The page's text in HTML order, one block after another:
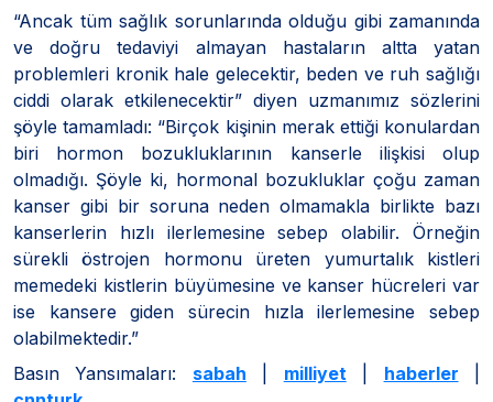
“Ancak tüm sağlık sorunlarında olduğu gibi zamanında
ve doğru tedaviyi almayan hastaların altta yatan
problemleri kronik hale gelecektir, beden ve ruh sağlığı
ciddi olarak etkilenecektir” diyen uzmanımız sözlerini
şöyle tamamladı: “Birçok kişinin merak ettiği konulardan
biri hormon bozukluklarının kanserle ilişkisi olup
olmadığı. Şöyle ki, hormonal bozukluklar çoğu zaman
kanser gibi bir soruna neden olmamakla birlikte bazı
kanserlerin hızlı ilerlemesine sebep olabilir. Örneğin
sürekli östrojen hormonu üreten yumurtalık kistleri
memedeki kistlerin büyümesine ve kanser hücreleri var
ise kansere giden sürecin hızla ilerlemesine sebep
olabilmektedir.”
Basın Yansımaları: sabah milliyet haberler